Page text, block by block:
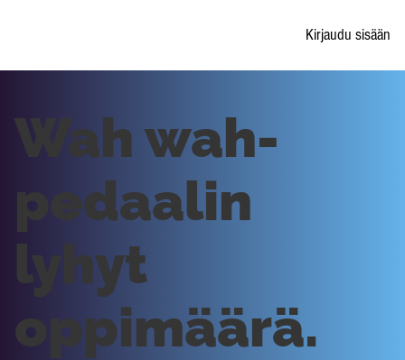
Kirjaudu sisään
Wah wah-
pedaalin
lyhyt
oppimäärä.